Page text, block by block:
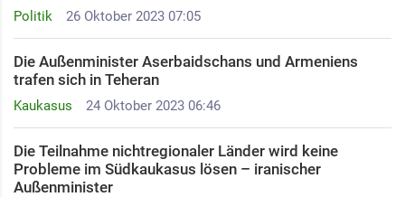
Politik 26 Oktober 2023 07:05
Kaukasus 24 Oktober 2023 06:46
Die Außenminister Aserbaidschans und Armeniens
trafen sich in Teheran
Die Teilnahme nichtregionaler Länder wird keine
Probleme im Südkaukasus lösen – iranischer
Außenminister